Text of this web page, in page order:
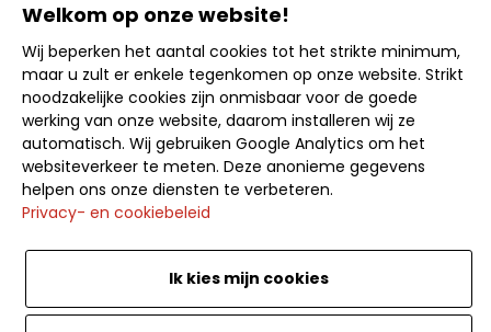
Schrijf u in op onze nieuwsbrief en ontvang als eerste
onze exclusieve aanbiedingen, reisideeën en tips
voor onvergetelijke uitstappen.
Inschrijven
Welkom op onze website!
Wij beperken het aantal cookies tot het strikte minimum,
maar u zult er enkele tegenkomen op onze website. Strikt
noodzakelijke cookies zijn onmisbaar voor de goede
werking van onze website, daarom installeren wij ze
automatisch. Wij gebruiken Google Analytics om het
websiteverkeer te meten. Deze anonieme gegevens
helpen ons onze diensten te verbeteren.
Privacy- en cookiebeleid
Ik kies mijn cookies